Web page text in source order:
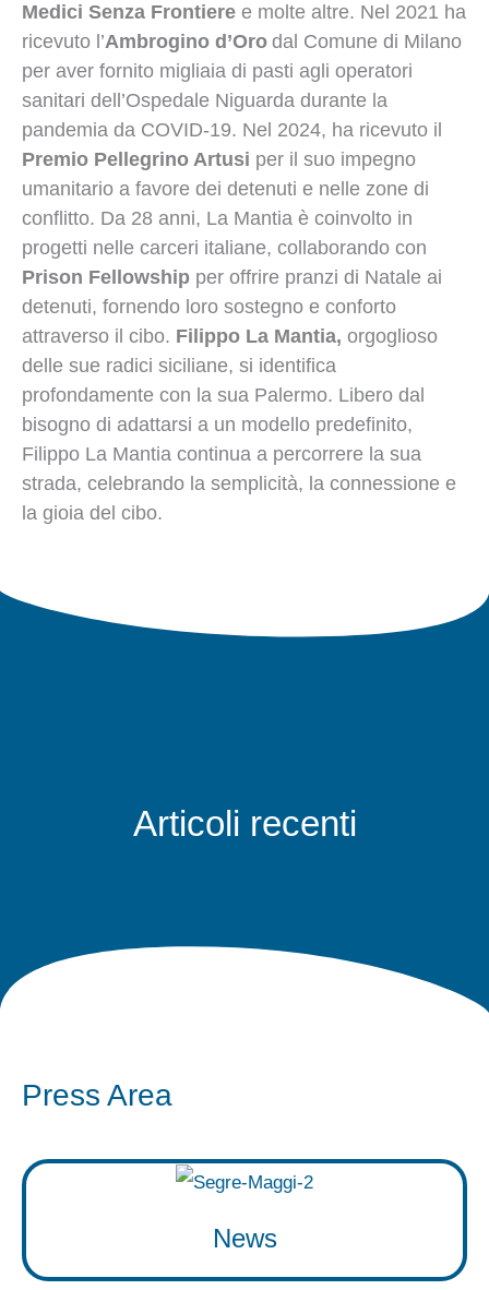
Medici Senza Frontiere e molte altre. Nel 2021 ha
ricevuto l’Ambrogino d’Oro dal Comune di Milano
per aver fornito migliaia di pasti agli operatori
sanitari dell’Ospedale Niguarda durante la
pandemia da COVID-19. Nel 2024, ha ricevuto il
Premio Pellegrino Artusi per il suo impegno
umanitario a favore dei detenuti e nelle zone di
conflitto. Da 28 anni, La Mantia è coinvolto in
progetti nelle carceri italiane, collaborando con
Prison Fellowship per offrire pranzi di Natale ai
detenuti, fornendo loro sostegno e conforto
attraverso il cibo. Filippo La Mantia, orgoglioso
delle sue radici siciliane, si identifica
profondamente con la sua Palermo. Libero dal
bisogno di adattarsi a un modello predefinito,
Filippo La Mantia continua a percorrere la sua
strada, celebrando la semplicità, la connessione e
la gioia del cibo.
Articoli recenti
Press Area
News